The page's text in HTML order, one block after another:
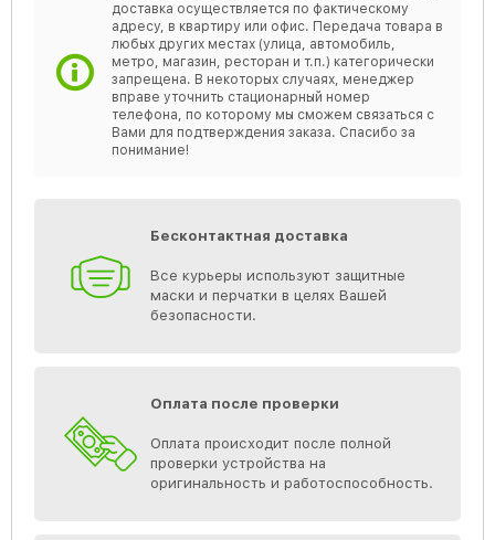
доставка осуществляется по фактическому
адресу, в квартиру или офис. Передача товара в
любых других местах (улица, автомобиль,
метро, магазин, ресторан и т.п.) категорически
запрещена. В некоторых случаях, менеджер
вправе уточнить стационарный номер
телефона, по которому мы сможем связаться с
Вами для подтверждения заказа. Спасибо за
понимание!
Бесконтактная доставка
Все курьеры используют защитные
маски и перчатки в целях Вашей
безопасности.
Оплата после проверки
Оплата происходит после полной
проверки устройства на
оригинальность и работоспособность.